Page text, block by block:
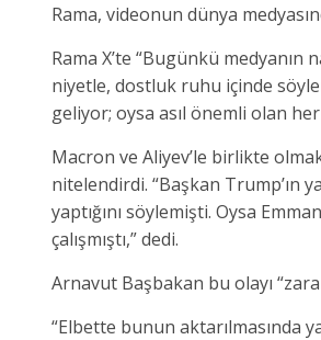
Rama, videonun dünya
Rama X’te “Bugünkü medyanın
niyetle, dostluk ruhu içinde
geliyor; oysa asıl önemli olan
Macron ve Aliyev’le birlikte
nitelendirdi. “Başkan Trump’ın
yaptığını söylemişti. Oysa
çalışmıştı,” dedi.
Arnavut Başbakan bu olayı
“Elbette bunun aktarılmasında